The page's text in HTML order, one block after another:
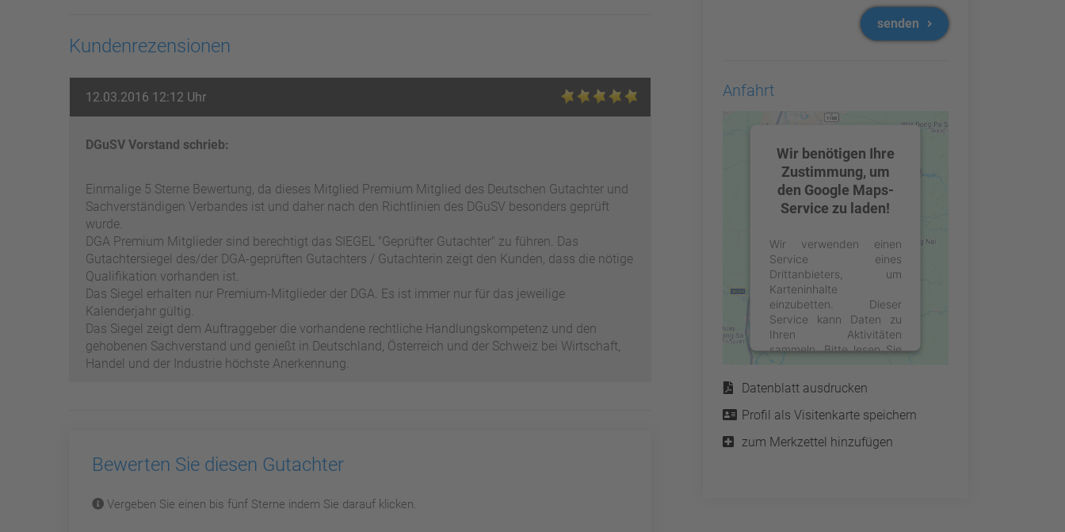
Kundenrezensionen
12.03.2016 12:12 Uhr
DGuSV Vorstand schrieb:
Einmalige 5 Sterne Bewertung, da dieses Mitglied Premium Mitglied des Deutschen Gutachter und
Sachverständigen Verbandes ist und daher nach den Richtlinien des DGuSV besonders geprüft
wurde.
DGA Premium Mitglieder sind berechtigt das SIEGEL "Geprüfter Gutachter" zu führen. Das
Gutachtersiegel des/der DGA-geprüften Gutachters / Gutachterin zeigt den Kunden, dass die nötige
Qualifikation vorhanden ist.
Das Siegel erhalten nur Premium-Mitglieder der DGA. Es ist immer nur für das jeweilige
Kalenderjahr gültig.
Das Siegel zeigt dem Auftraggeber die vorhandene rechtliche Handlungskompetenz und den
gehobenen Sachverstand und genießt in Deutschland, Österreich und der Schweiz bei Wirtschaft,
Handel und der Industrie höchste Anerkennung.
Bewerten Sie diesen Gutachter
Vergeben Sie einen bis fünf Sterne indem Sie darauf klicken.
senden
Anfahrt
Wir benötigen Ihre
Zustimmung, um
den Google Maps-
Service zu laden!
Wir verwenden einen
Service eines
Drittanbieters, um
Karteninhalte
einzubetten. Dieser
Service kann Daten zu
Ihren Aktivitäten
sammeln. Bitte lesen Sie
die Details durch und
des Service zu, um diese
Karte anzuzeigen.
Mehr Informationen
Service
Datenblatt ausdrucken
Profil als Visitenkarte speichern
zum Merkzettel hinzufügen